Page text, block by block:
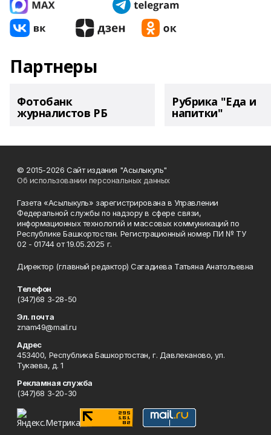
Партнеры
Фотобанк
журналистов РБ
Рубрика "Еда и
напитки"
© 2015-2026 Сайт издания "Асылыкуль"
Об использовании персональных данных
Газета «Асылыкуль» зарегистрирована в Управлении
Федеральной службы по надзору в сфере связи,
информационных технологий и массовых коммуникаций по
Республике Башкортостан. Регистрационный номер ПИ № ТУ
02 - 01744 от 19.05.2025 г.
Директор (главный редактор) Сагадиева Татьяна Анатольевна
Телефон
(347)68 3-28-50
Эл. почта
znam49@mail.ru
Адрес
453400, Республика Башкортостан, г. Давлеканово, ул.
Тукаева, д. 1
Рекламная служба
(347)68 3-20-30